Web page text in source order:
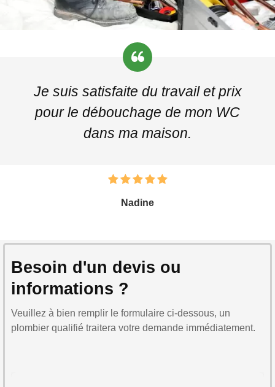
Je suis satisfaite du travail et prix
pour le débouchage de mon WC
dans ma maison.
Nadine
Besoin d'un devis ou
informations ?
Veuillez à bien remplir le formulaire ci-dessous, un
plombier qualifié traitera votre demande immédiatement.